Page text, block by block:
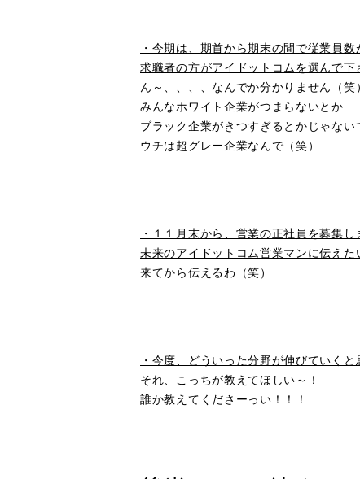
・今期は、期首から期末の間で従業員数
求職者の方がアイドットコムを選んで
ん～、、、、なんでか分かりません（笑
みんなホワイト企業がつまらないとか
ブラック企業がきつすぎるとかじゃない
ウチは超グレー企業なんで（笑）
・１１月末から、営業の正社員を募集し
未来のアイドットコム営業マンに伝えた
来てから伝えるわ（笑）
・今度、どういった分野が伸びていくと
それ、こっちが教えてほしい～！
誰か教えてくださーっい！！！